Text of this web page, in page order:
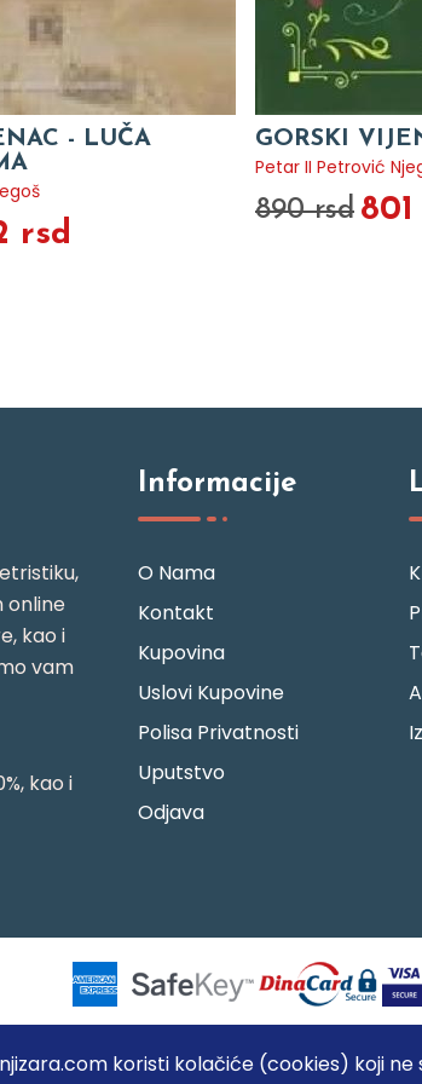
koristi kolačiće (cookies) koji ne
- LUČA
rsd
GORSKI
Petar II Petrović
890 rsd
online
kao i
vam
kao i
Informacije
O Nama
Kontakt
Kupovina
Uslovi Kupovine
Polisa Privatnosti
Uputstvo
Odjava